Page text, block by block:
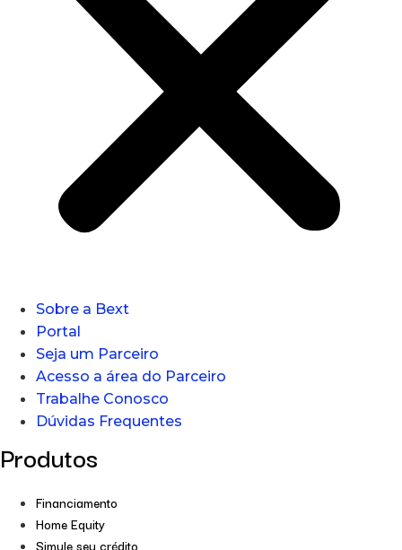
Sobre a Bext
Portal
Seja um Parceiro
Acesso a área do Parceiro
Trabalhe Conosco
Dúvidas Frequentes
Produtos
Financiamento
Home Equity
Simule seu crédito